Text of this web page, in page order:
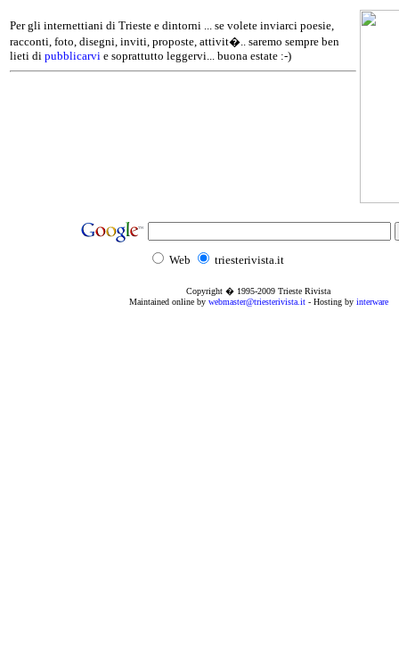
Per gli internettiani di Trieste e dintorni ... se volete inviarci poesie,
racconti, foto, disegni, inviti, proposte, attivit�.. saremo sempre ben
lieti di pubblicarvi e soprattutto leggervi... buona estate :-)
Web triesterivista.it
Copyright � 1995-2009 Trieste Rivista
Maintained online by webmaster@triesterivista.it- Hosting by interware